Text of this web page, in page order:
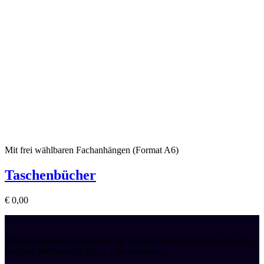
Mit frei wählbaren Fachanhängen (Format A6)
Taschenbücher
€ 0,00
Ihr individueller Kalenderverlag! Personalisierte Kalender sind das
perfekte Werbemittel für Ihr Unternehmen.